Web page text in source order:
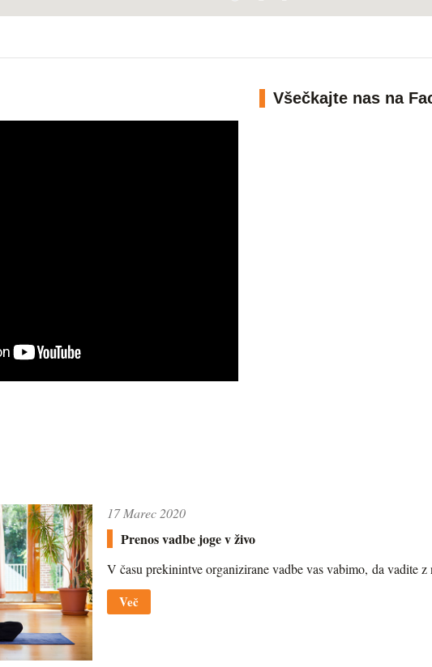
Všečkajte nas na
17 Marec 2020
Prenos vadbe joge v živo
V času prekinintve organizirane vadbe vas vabimo, da vadite
Več